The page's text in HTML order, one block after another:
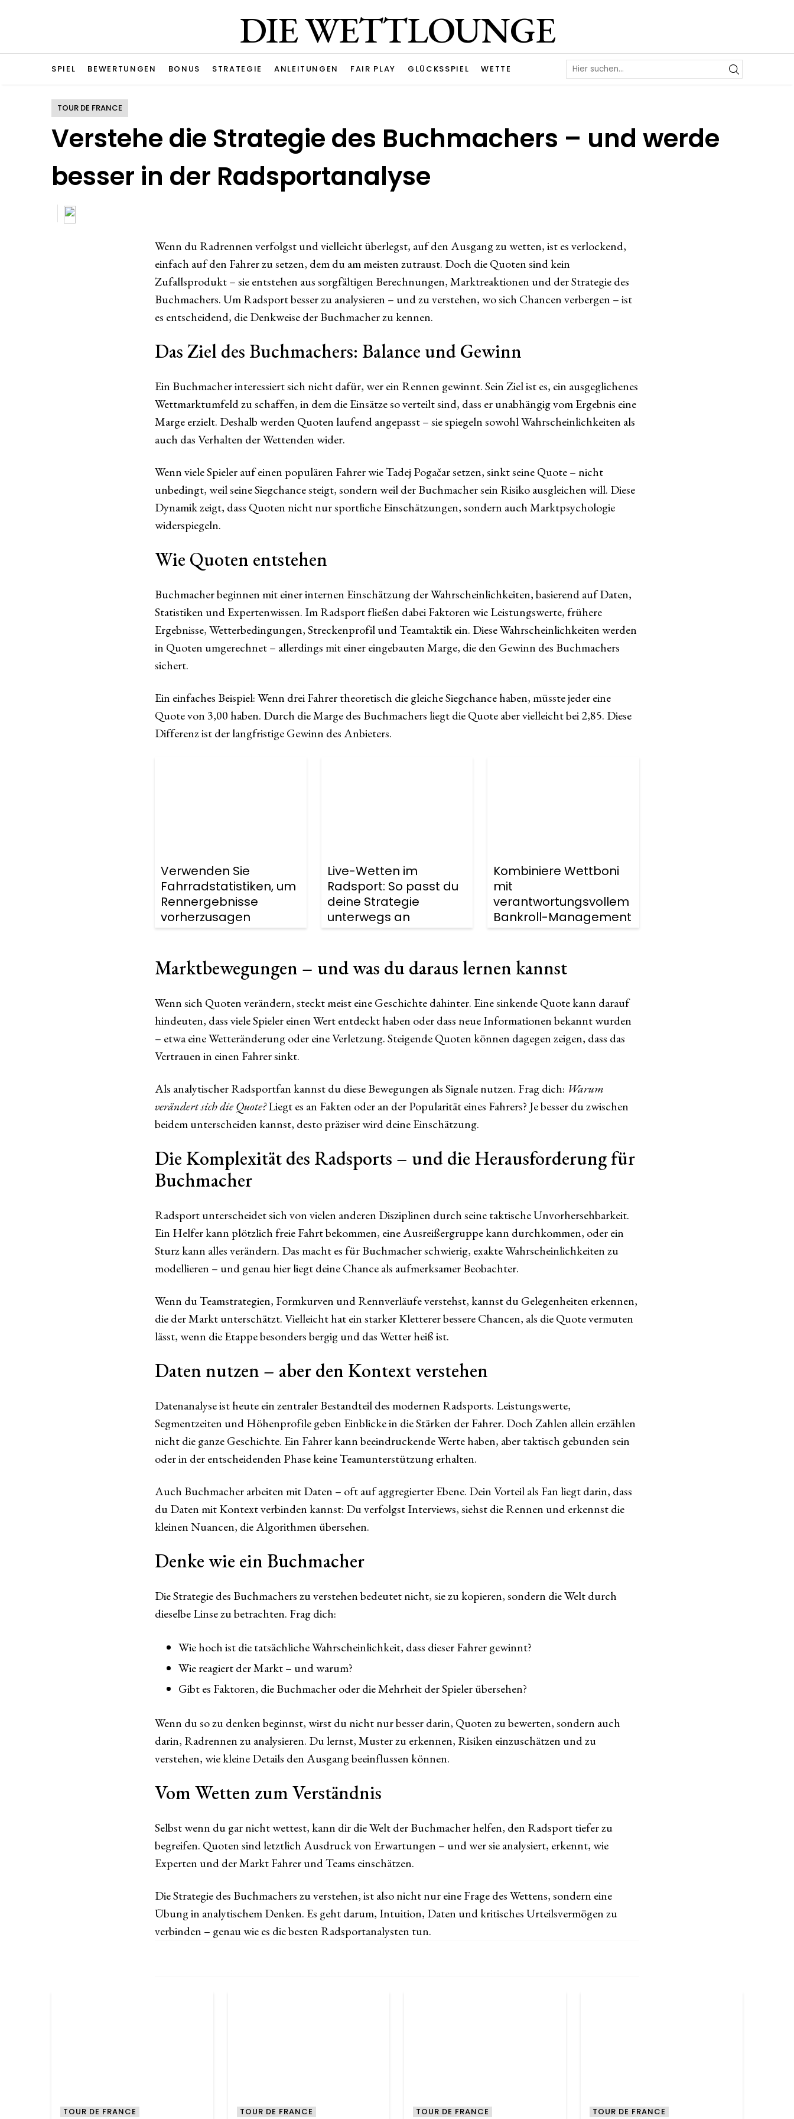
DIE WETTLOUNGE
SPIEL BEWERTUNGEN BONUS STRATEGIE ANLEITUNGEN FAIR PLAY GLÜCKSSPIEL WETTE
Verstehe die Strategie des Buchmachers – und werde
besser in der Radsportanalyse
TOUR DE FRANCE
Wenn du Radrennen verfolgst und vielleicht überlegst, auf den Ausgang zu wetten, ist es verlockend,
einfach auf den Fahrer zu setzen, dem du am meisten zutraust. Doch die Quoten sind kein
Zufallsprodukt – sie entstehen aus sorgfältigen Berechnungen, Marktreaktionen und der Strategie des
Buchmachers. Um Radsport besser zu analysieren – und zu verstehen, wo sich Chancen verbergen – ist
es entscheidend, die Denkweise der Buchmacher zu kennen.
Das Ziel des Buchmachers: Balance und Gewinn
Ein Buchmacher interessiert sich nicht dafür, wer ein Rennen gewinnt. Sein Ziel ist es, ein ausgeglichenes
Wettmarktumfeld zu schaffen, in dem die Einsätze so verteilt sind, dass er unabhängig vom Ergebnis eine
Marge erzielt. Deshalb werden Quoten laufend angepasst – sie spiegeln sowohl Wahrscheinlichkeiten als
auch das Verhalten der Wettenden wider.
Wenn viele Spieler auf einen populären Fahrer wie Tadej Pogačar setzen, sinkt seine Quote – nicht
unbedingt, weil seine Siegchance steigt, sondern weil der Buchmacher sein Risiko ausgleichen will. Diese
Dynamik zeigt, dass Quoten nicht nur sportliche Einschätzungen, sondern auch Marktpsychologie
widerspiegeln.
Wie Quoten entstehen
Buchmacher beginnen mit einer internen Einschätzung der Wahrscheinlichkeiten, basierend auf Daten,
Statistiken und Expertenwissen. Im Radsport fließen dabei Faktoren wie Leistungswerte, frühere
Ergebnisse, Wetterbedingungen, Streckenprofil und Teamtaktik ein. Diese Wahrscheinlichkeiten werden
in Quoten umgerechnet – allerdings mit einer eingebauten Marge, die den Gewinn des Buchmachers
sichert.
Ein einfaches Beispiel: Wenn drei Fahrer theoretisch die gleiche Siegchance haben, müsste jeder eine
Quote von 3,00 haben. Durch die Marge des Buchmachers liegt die Quote aber vielleicht bei 2,85. Diese
Differenz ist der langfristige Gewinn des Anbieters.
Verwenden Sie
Fahrradstatistiken, um
Rennergebnisse
vorherzusagen
Live-Wetten im
Radsport: So passt du
deine Strategie
unterwegs an
Kombiniere Wettboni
mit
verantwortungsvollem
Bankroll-Management
Marktbewegungen – und was du daraus lernen kannst
Wenn sich Quoten verändern, steckt meist eine Geschichte dahinter. Eine sinkende Quote kann darauf
hindeuten, dass viele Spieler einen Wert entdeckt haben oder dass neue Informationen bekannt wurden
– etwa eine Wetteränderung oder eine Verletzung. Steigende Quoten können dagegen zeigen, dass das
Vertrauen in einen Fahrer sinkt.
Als analytischer Radsportfan kannst du diese Bewegungen als Signale nutzen. Frag dich: Warum
verändert sich die Quote?Liegt es an Fakten oder an der Popularität eines Fahrers? Je besser du zwischen
beidem unterscheiden kannst, desto präziser wird deine Einschätzung.
Die Komplexität des Radsports – und die Herausforderung für
Buchmacher
Radsport unterscheidet sich von vielen anderen Disziplinen durch seine taktische Unvorhersehbarkeit.
Ein Helfer kann plötzlich freie Fahrt bekommen, eine Ausreißergruppe kann durchkommen, oder ein
Sturz kann alles verändern. Das macht es für Buchmacher schwierig, exakte Wahrscheinlichkeiten zu
modellieren – und genau hier liegt deine Chance als aufmerksamer Beobachter.
Wenn du Teamstrategien, Formkurven und Rennverläufe verstehst, kannst du Gelegenheiten erkennen,
die der Markt unterschätzt. Vielleicht hat ein starker Kletterer bessere Chancen, als die Quote vermuten
lässt, wenn die Etappe besonders bergig und das Wetter heiß ist.
Daten nutzen – aber den Kontext verstehen
Datenanalyse ist heute ein zentraler Bestandteil des modernen Radsports. Leistungswerte,
Segmentzeiten und Höhenprofile geben Einblicke in die Stärken der Fahrer. Doch Zahlen allein erzählen
nicht die ganze Geschichte. Ein Fahrer kann beeindruckende Werte haben, aber taktisch gebunden sein
oder in der entscheidenden Phase keine Teamunterstützung erhalten.
Auch Buchmacher arbeiten mit Daten – oft auf aggregierter Ebene. Dein Vorteil als Fan liegt darin, dass
du Daten mit Kontext verbinden kannst: Du verfolgst Interviews, siehst die Rennen und erkennst die
kleinen Nuancen, die Algorithmen übersehen.
Denke wie ein Buchmacher
Die Strategie des Buchmachers zu verstehen bedeutet nicht, sie zu kopieren, sondern die Welt durch
dieselbe Linse zu betrachten. Frag dich:
Wie hoch ist die tatsächliche Wahrscheinlichkeit, dass dieser Fahrer gewinnt?
Wie reagiert der Markt – und warum?
Gibt es Faktoren, die Buchmacher oder die Mehrheit der Spieler übersehen?
Wenn du so zu denken beginnst, wirst du nicht nur besser darin, Quoten zu bewerten, sondern auch
darin, Radrennen zu analysieren. Du lernst, Muster zu erkennen, Risiken einzuschätzen und zu
verstehen, wie kleine Details den Ausgang beeinflussen können.
Vom Wetten zum Verständnis
Selbst wenn du gar nicht wettest, kann dir die Welt der Buchmacher helfen, den Radsport tiefer zu
begreifen. Quoten sind letztlich Ausdruck von Erwartungen – und wer sie analysiert, erkennt, wie
Experten und der Markt Fahrer und Teams einschätzen.
Die Strategie des Buchmachers zu verstehen, ist also nicht nur eine Frage des Wettens, sondern eine
Übung in analytischem Denken. Es geht darum, Intuition, Daten und kritisches Urteilsvermögen zu
verbinden – genau wie es die besten Radsportanalysten tun.
TOUR DE FRANCE TOUR DE FRANCE TOUR DE FRANCE TOUR DE FRANCE